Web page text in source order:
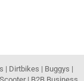
| Dirtbikes | Buggys |